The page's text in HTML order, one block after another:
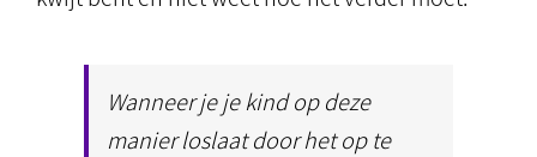
Wanneer je je kind op deze
manier loslaat door het op te